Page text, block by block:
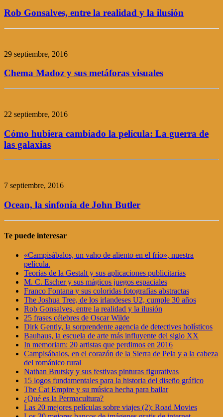
Rob Gonsalves, entre la realidad y la ilusión
29 septiembre, 2016
Chema Madoz y sus metáforas visuales
22 septiembre, 2016
Cómo hubiera cambiado la película: La guerra de
las galaxias
7 septiembre, 2016
Ocean, la sinfonía de John Butler
Te puede interesar
«Campisábalos, un vaho de aliento en el frío», nuestra
película.
Teorías de la Gestalt y sus aplicaciones publicitarias
M. C. Escher y sus mágicos juegos espaciales
Franco Fontana y sus coloridas fotografías abstractas
The Joshua Tree, de los irlandeses U2, cumple 30 años
Rob Gonsalves, entre la realidad y la ilusión
25 frases célebres de Oscar Wilde
Dirk Gently, la sorprendente agencia de detectives holísticos
Bauhaus, la escuela de arte más influyente del siglo XX
In memoriam: 20 artistas que perdimos en 2016
Campisábalos, en el corazón de la Sierra de Pela y a la cabeza
del románico rural
Nathan Brutsky y sus festivas pinturas figurativas
15 logos fundamentales para la historia del diseño gráfico
The Cat Empire y su música hecha para bailar
¿Qué es la Permacultura?
Las 20 mejores películas sobre viajes (2): Road Movies